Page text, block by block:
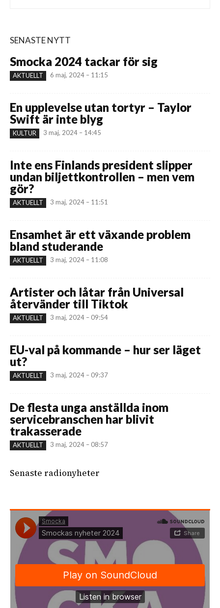
SENASTE NYTT
Smocka 2024 tackar för sig
AKTUELLT 6 maj, 2024 – 11:15
En upplevelse utan tortyr – Taylor
Swift är inte blyg
KULTUR 3 maj, 2024 – 14:45
Inte ens Finlands president slipper
undan biljettkontrollen – men vem
gör?
AKTUELLT 3 maj, 2024 – 11:51
Ensamhet är ett växande problem
bland studerande
AKTUELLT 3 maj, 2024 – 11:08
Artister och låtar från Universal
återvänder till Tiktok
AKTUELLT 3 maj, 2024 – 09:54
EU-val på kommande – hur ser läget
ut?
AKTUELLT 3 maj, 2024 – 09:37
De flesta unga anställda inom
servicebranschen har blivit
trakasserade
AKTUELLT 3 maj, 2024 – 08:57
Senaste radionyheter